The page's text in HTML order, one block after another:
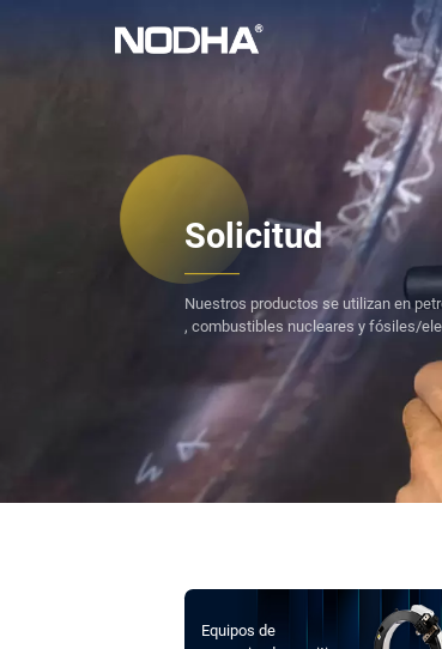
Solicitud
Nuestros productos se utilizan en
, combustibles nucleares y fósiles/
Equipos de